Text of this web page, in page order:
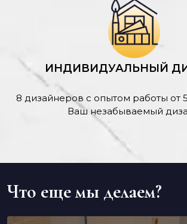
ИНДИВИДУАЛЬНЫЙ
8 дизайнеров с опытом работы от
Ваш незабываемый
Что еще мы делаем?